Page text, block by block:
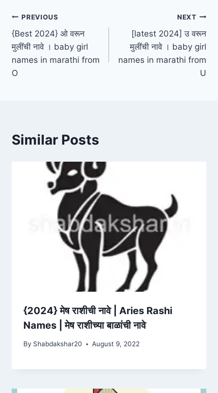
Post
navigation
PREVIOUS
{Best 2024} ओ वरून
मुलींची नावे । baby girl
names in marathi from
O
NEXT
[latest 2024] उ वरून
मुलींची नावे । baby girl
names in marathi from
U
Similar Posts
{2024} मेष राशीची नावे | Aries Rashi
Names | मेष राशीच्या बाळांची नावे
By Shabdakshar20 August 9, 2022